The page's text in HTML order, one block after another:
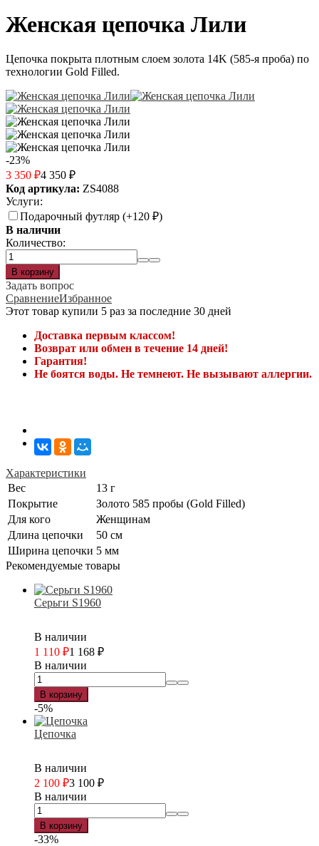
Женская цепочка Лили
Цепочка покрыта плотным слоем золота 14K (585-я проба) по
технологии Gold Filled.
-23%
3 350 ₽4 350 ₽
Код артикула: ZS4088
Услуги:
Подарочный футляр (+120 ₽)
В наличии
Количество:
Задать вопрос
СравнениеИзбранное
Этот товар купили 5 раз за последние 30 дней
Доставка первым классом!
Возврат или обмен в течение 14 дней!
Гарантия!
Не боятся воды. Не темнеют. Не вызывают аллергии.
Характеристики
Вес
13 г
Покрытие
Золото 585 пробы (Gold Filled)
Для кого
Женщинам
Длина цепочки
50 см
Ширина цепочки 5 мм
Рекомендуемые товары
Серьги S1960
В наличии
1 110 ₽1 168 ₽
В наличии
В корзину
-5%
Цепочка
В наличии
2 100 ₽3 100 ₽
В наличии
В корзину
-33%